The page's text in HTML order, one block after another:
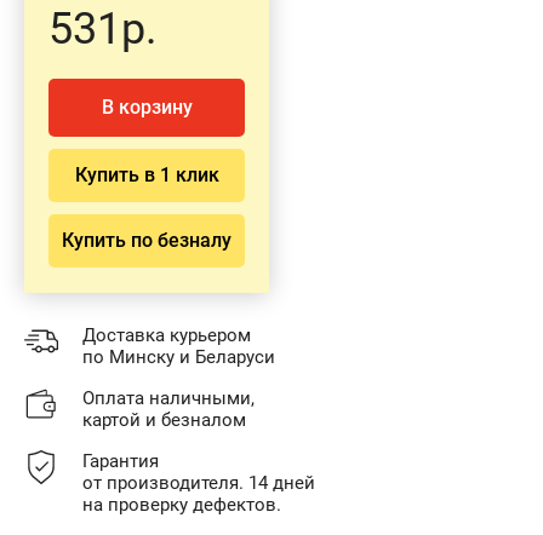
531р.
В корзину
Купить в 1 клик
Купить по безналу
Доставка курьером
по Минску и Беларуси
Оплата наличными,
картой и безналом
Гарантия
от производителя. 14 дней
на проверку дефектов.